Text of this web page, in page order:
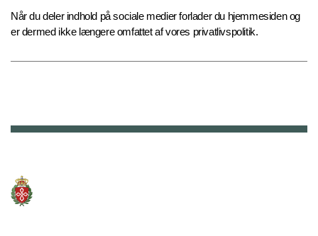
Når du deler indhold på sociale medier forlader du hjemmesiden og
er dermed ikke længere omfattet af vores privatlivspolitik.